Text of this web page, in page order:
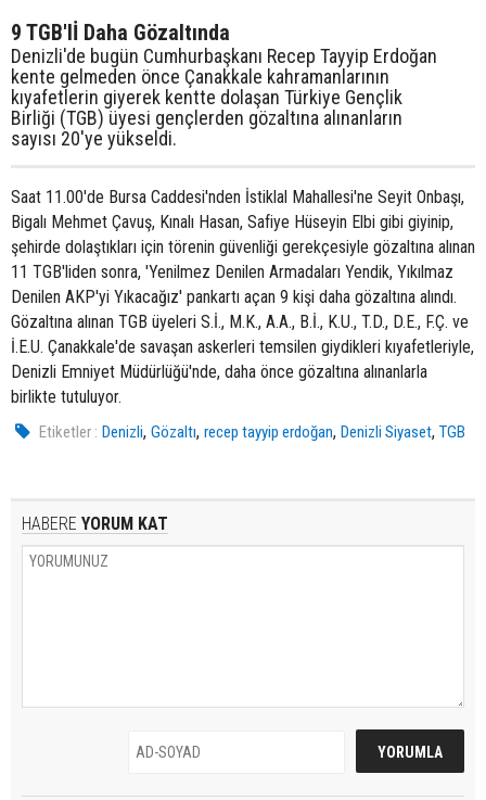
9 TGB'lİ Daha Gözaltında
Denizli'de bugün Cumhurbaşkanı Recep Tayyip Erdoğan
kente gelmeden önce Çanakkale kahramanlarının
kıyafetlerin giyerek kentte dolaşan Türkiye Gençlik
Birliği (TGB) üyesi gençlerden gözaltına alınanların
sayısı 20'ye yükseldi.
Saat 11.00'de Bursa Caddesi'nden İstiklal Mahallesi'ne Seyit Onbaşı,
Bigalı Mehmet Çavuş, Kınalı Hasan, Safiye Hüseyin Elbi gibi giyinip,
şehirde dolaştıkları için törenin güvenliği gerekçesiyle gözaltına alınan
11 TGB'liden sonra, 'Yenilmez Denilen Armadaları Yendik, Yıkılmaz
Denilen AKP'yi Yıkacağız' pankartı açan 9 kişi daha gözaltına alındı.
Gözaltına alınan TGB üyeleri S.İ., M.K., A.A., B.İ., K.U., T.D., D.E., F.Ç. ve
İ.E.U. Çanakkale'de savaşan askerleri temsilen giydikleri kıyafetleriyle,
Denizli Emniyet Müdürlüğü'nde, daha önce gözaltına alınanlarla
birlikte tutuluyor.
Etiketler : Denizli,Gözaltı,recep tayyip erdoğan,Denizli Siyaset,TGB
HABERE YORUM KAT